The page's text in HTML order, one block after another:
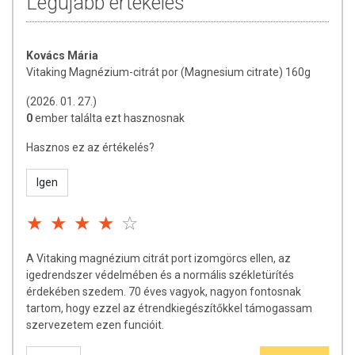
NRV%: referencia beviteli érték felnőttek számára.
OGYÉI nyilvántartási szám:24131/2020
Tárolás:Száraz, hűvös helyen tartandó!
hogy naprakészek legyenek. Szeretnénk felhívni azonban a figyelmet,
termékfotókat, tápérték-, összetétel-, és allergén információkat is) csak
tájékoztató jellegűek, a tényleges értékek eltérhetnek az élelmiszerek
természetéből adódóan. A friss, aktuális információkat a termékek
csomagolásán találják meg.
Az étrend-kiegészítők az érvényben levő európai uniós szabályozás
Kovács Mária
Vitaking Magnézium-citrát por (Magnesium citrate) 160g
(2026. 01. 27.)
0ember találta ezt hasznosnak
Hasznos ez az értékelés?
Igen
A Vitaking magnézium citrát port izomgörcs ellen, az
igedrendszer védelmében és a normális székletürítés
érdekében szedem. 70 éves vagyok, nagyon fontosnak
tartom, hogy ezzel az étrendkiegészítőkkel támogassam
szervezetem ezen funcióit.